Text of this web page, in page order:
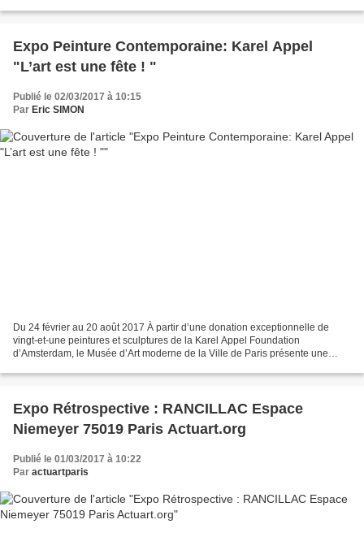
Expo Peinture Contemporaine: Karel Appel
"L’art est une fête ! "
Publié le 02/03/2017 à 10:15
Par Eric SIMON
Du 24 février au 20 août 2017 À partir d’une donation exceptionnelle de
vingt-et-une peintures et sculptures de la Karel Appel Foundation
d’Amsterdam, le Musée d’Art moderne de la Ville de Paris présente une
Expo Rétrospective : RANCILLAC Espace
Niemeyer 75019 Paris Actuart.org
Publié le 01/03/2017 à 10:22
Par actuartparis